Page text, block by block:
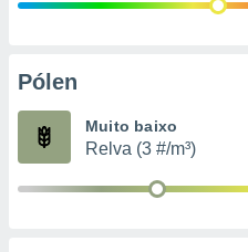
Pólen
Muito baixo
Relva (3 #/m³)